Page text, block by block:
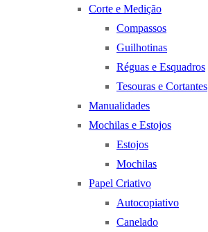
Corte e Medição
Compassos
Guilhotinas
Réguas e Esquadros
Tesouras e Cortantes
Manualidades
Mochilas e Estojos
Estojos
Mochilas
Papel Criativo
Autocopiativo
Canelado